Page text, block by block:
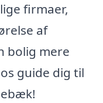
firmaer,
af
bolig mere
guide dig til